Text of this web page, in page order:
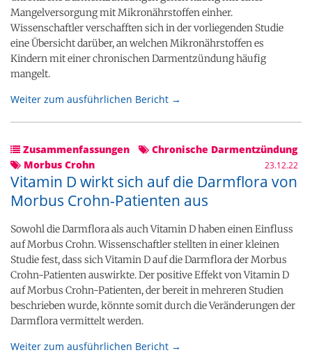
Mangelversorgung mit Mikronährstoffen einher.
Wissenschaftler verschafften sich in der vorliegenden Studie
eine Übersicht darüber, an welchen Mikronährstoffen es
Kindern mit einer chronischen Darmentzündung häufig
mangelt.
Weiter zum ausführlichen Bericht →
Zusammenfassungen
Chronische Darmentzündung
Morbus Crohn
23.12.22
Vitamin D wirkt sich auf die Darmflora von
Morbus Crohn-Patienten aus
Sowohl die Darmflora als auch Vitamin D haben einen Einfluss
auf Morbus Crohn. Wissenschaftler stellten in einer kleinen
Studie fest, dass sich Vitamin D auf die Darmflora der Morbus
Crohn-Patienten auswirkte. Der positive Effekt von Vitamin D
auf Morbus Crohn-Patienten, der bereit in mehreren Studien
beschrieben wurde, könnte somit durch die Veränderungen der
Darmflora vermittelt werden.
Weiter zum ausführlichen Bericht →